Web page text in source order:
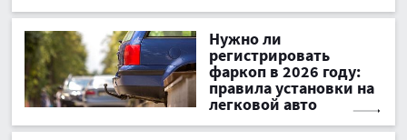
Нужно ли
регистрировать
фаркоп в 2026 году:
правила установки на
легковой авто